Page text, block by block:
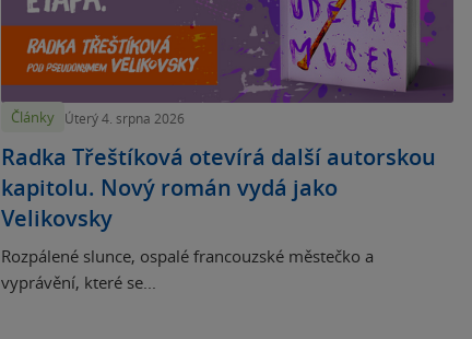
Články Úterý 4. srpna 2026
Radka Třeštíková otevírá další autorskou
kapitolu. Nový román vydá jako
Velikovsky
Rozpálené slunce, ospalé francouzské městečko a
vyprávění, které se...